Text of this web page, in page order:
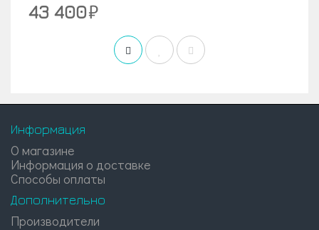
43 400
Информация
О магазине
Информация о доставке
Способы оплаты
Дополнительно
Производители